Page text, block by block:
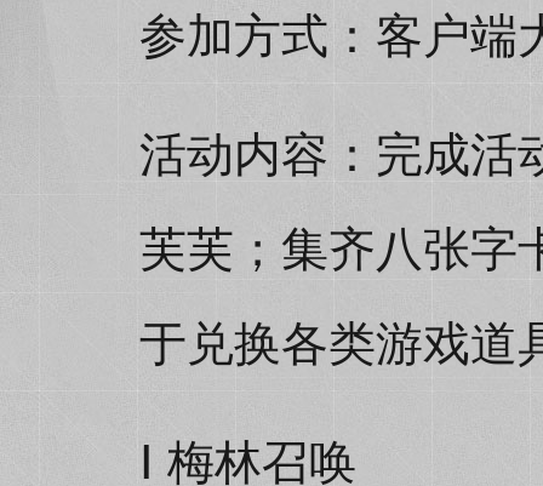
参加方式：客户端
活动内容：完成活
芙芙；集齐八张字
于兑换各类游戏道
Ⅰ 梅林召唤